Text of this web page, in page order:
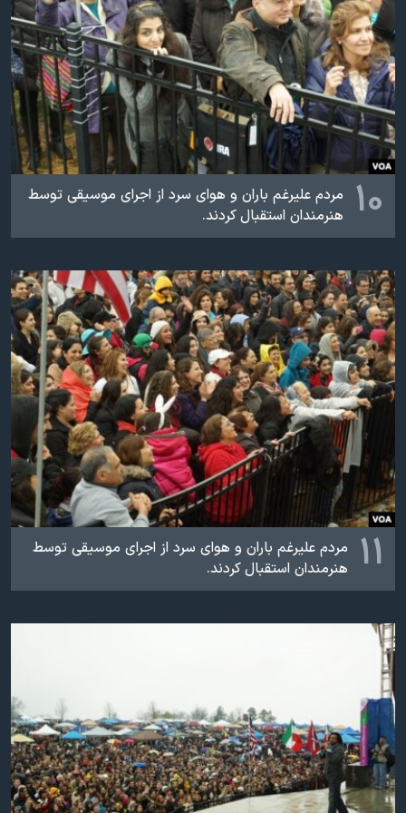
نرگس محمدی برنده جایزه نوبل صلح
همایش محافظه‌کاران آمریکا «سی‌پک»
صفحه‌های ویژه
سفر پرزیدنت ترامپ به چین
۱۰
مردم عليرغم باران و هوای سرد از اجرای موسيقی توسط
هنرمندان استقبال کردند.
۱۱
مردم عليرغم باران و هوای سرد از اجرای موسيقی توسط
هنرمندان استقبال کردند.